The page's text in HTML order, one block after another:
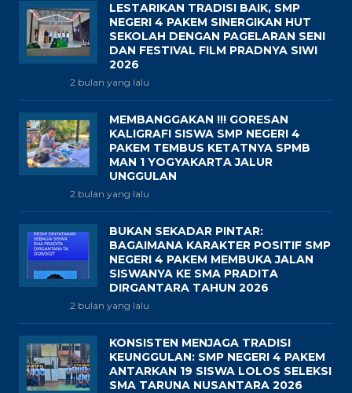
LESTARIKAN TRADISI BAIK, SMP
NEGERI 4 PAKEM SINERGIKAN HUT
SEKOLAH DENGAN PAGELARAN SENI
DAN FESTIVAL FILM PRADNYA SIWI
2026
2 bulan yang lalu
MEMBANGGAKAN !!! GORESAN
KALIGRAFI SISWA SMP NEGERI 4
PAKEM TEMBUS KETATNYA SPMB
MAN 1 YOGYAKARTA JALUR
UNGGULAN
2 bulan yang lalu
BUKAN SEKADAR PINTAR:
BAGAIMANA KARAKTER POSITIF SMP
NEGERI 4 PAKEM MEMBUKA JALAN
SISWANYA KE SMA PRADITA
DIRGANTARA TAHUN 2026
2 bulan yang lalu
KONSISTEN MENJAGA TRADISI
KEUNGGULAN: SMP NEGERI 4 PAKEM
ANTARKAN 19 SISWA LOLOS SELEKSI
SMA TARUNA NUSANTARA 2026